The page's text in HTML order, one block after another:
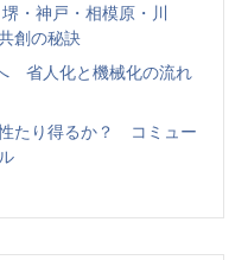
・神戸・相模原・川
創の秘訣
省人化と機械化の流れ
たり得るか？ コミュー